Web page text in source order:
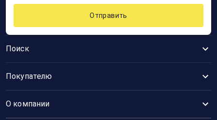
Поиск
Покупателю
О компании
Отправить